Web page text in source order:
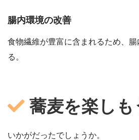
腸内環境の改善
食物繊維が豊富に含まれるため、
る。
蕎麦を楽しも
いかがだったでしょうか。